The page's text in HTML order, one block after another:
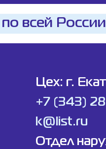
всей
Цех: г.
+7 (343)
k@list.ru
Отдел